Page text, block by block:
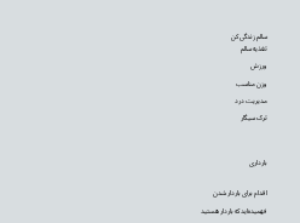
بارداری
اقدام برای باردار شدن
فهمیده‌اید که باردار هستید
سالم زندگی کن
تغذیه سالم
ورزش
وزن مناسب
مدیریت درد
ترک سیگار